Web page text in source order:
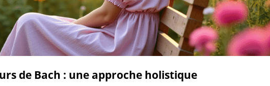
de Bach : une approche holistique